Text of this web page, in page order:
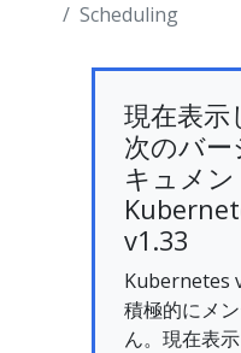
Scheduling
現在表示
次のバ
キュメン
v1.33
Kubernetes
積極的にメ
ん。現在表